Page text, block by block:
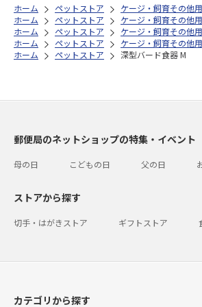
ホーム ペットストア ケージ・飼育その他
ホーム
ペットストア ケージ・飼育その他
ホーム
ペットストア ケージ・飼育その他
ホーム
ペットストア ケージ・飼育その他
ホーム
ペットストア 深型バード食器 M
郵便局のネットショップの特集・イベント
母の日 こどもの日 父の日
ストアから探す
切手・はがきストア ギフトストア
カテゴリから探す